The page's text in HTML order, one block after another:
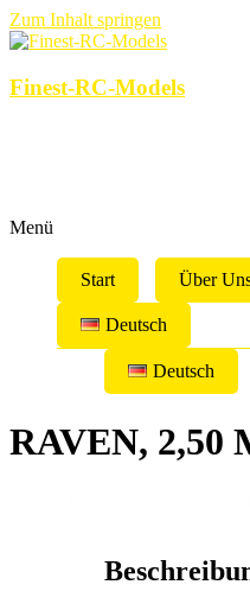
Zum Inhalt springen
Finest-RC-Models
Menü
Start Über
Deutsch
Deutsch
RAVEN, 2,50